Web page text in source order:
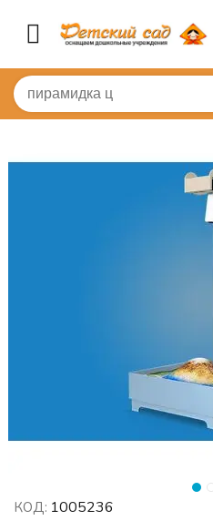
Главная /
КОД: 1005236